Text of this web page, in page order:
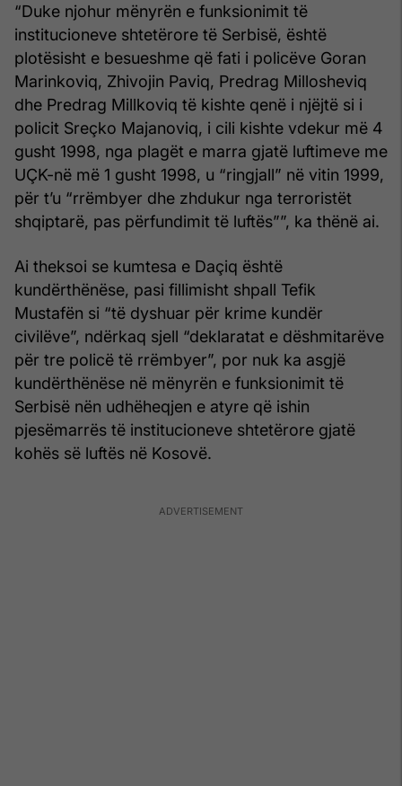
“Duke njohur mënyrën e funksionimit të
institucioneve shtetërore të Serbisë, është
plotësisht e besueshme që fati i policëve Goran
Marinkoviq, Zhivojin Paviq, Predrag Millosheviq
dhe Predrag Millkoviq të kishte qenë i njëjtë si i
policit Sreçko Majanoviq, i cili kishte vdekur më 4
gusht 1998, nga plagët e marra gjatë luftimeve me
UÇK-në më 1 gusht 1998, u “ringjall” në vitin 1999,
për t’u “rrëmbyer dhe zhdukur nga terroristët
shqiptarë, pas përfundimit të luftës””, ka thënë ai.
Ai theksoi se kumtesa e Daçiq është
kundërthënëse, pasi fillimisht shpall Tefik
Mustafën si “të dyshuar për krime kundër
civilëve”, ndërkaq sjell “deklaratat e dëshmitarëve
për tre policë të rrëmbyer”, por nuk ka asgjë
kundërthënëse në mënyrën e funksionimit të
Serbisë nën udhëheqjen e atyre që ishin
pjesëmarrës të institucioneve shtetërore gjatë
kohës së luftës në Kosovë.